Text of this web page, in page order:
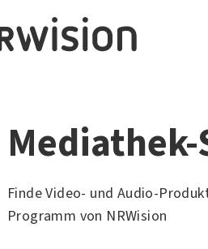
Finde Video- und Audio-
Programm von NRWision